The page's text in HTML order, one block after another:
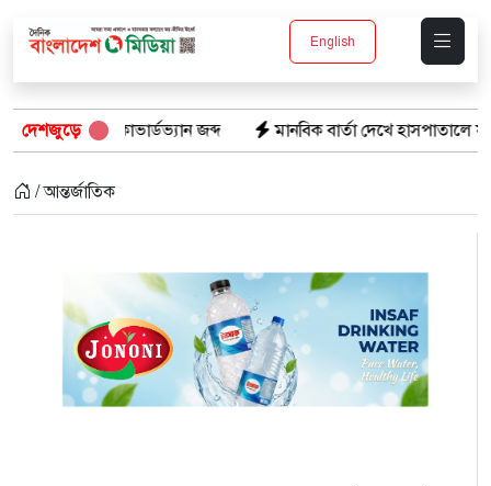
English
দেশজুড়ে
জব্দ মানবিক বার্তা দেখে হাসপাতালে ফখরুল ইসলাম খান
/ আন্তর্জাতিক